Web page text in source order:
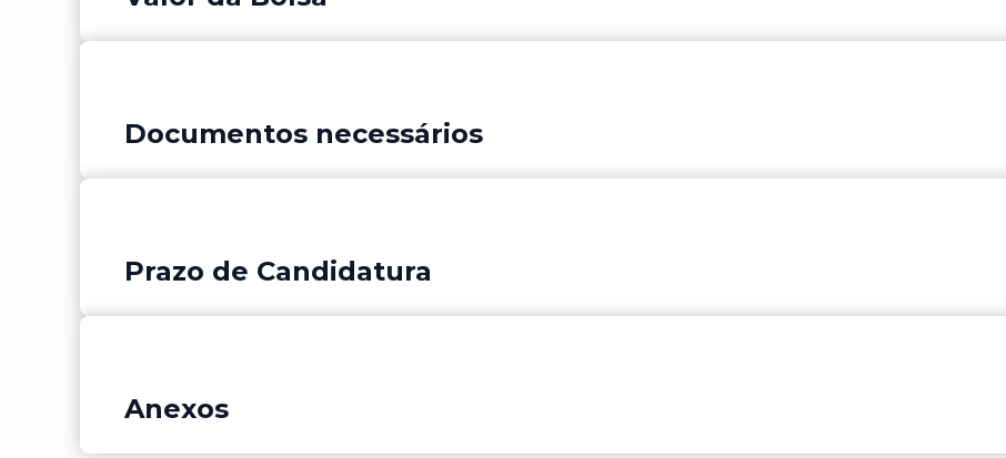
Documentos necessários
Prazo de Candidatura
Anexos